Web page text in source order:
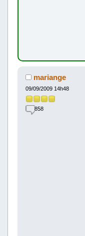
mariange
09/09/2009 14h48
858